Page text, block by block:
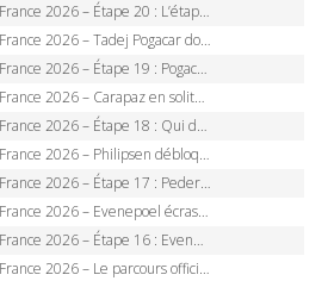
20 : L’étape reine, Galibier, Sarenne, Alpe d’Huez, qui succédera à Pogacar ?
Pogacar dompte l’Alpe d’Huez, 5e victoire, record de Pantani pulvérisé
– Étape 19 : Pogacar peut-il enfin dompter l’Alpe d’Huez ?
en solitaire à Orcières-Merlette, Paret-Peintre à un point du maillot à pois
18 : Qui domptera Orcières-Merlette, première marche vers l’Alpe d’Huez ?
débloque son compteur à Voiron, Pedersen en danger pour le maillot vert
– Étape 17 : Pedersen peut-il verrouiller le maillot vert à Voiron ?
Evenepoel écrase le chrono d’Évian, Seixas 4e, Lipowitz abandonne
16 : Evenepoel, Pogacar, Ganna… qui domptera le chrono d’Évian pour redessiner le podium ?
– Le parcours officiel complet : 21 étapes, profils, carte et dates